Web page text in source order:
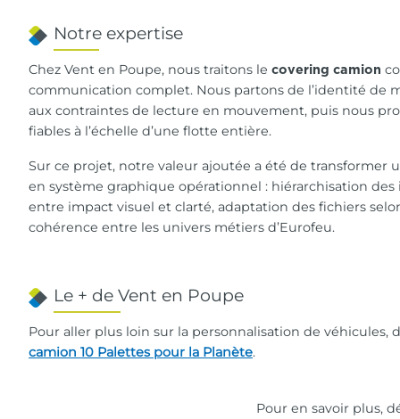
Notre expertise
Chez Vent en Poupe, nous traitons le covering camion
communication complet. Nous partons de l’identité de
aux contraintes de lecture en mouvement, puis nous
fiables à l’échelle d’une flotte entière.
Sur ce projet, notre valeur ajoutée a été de transformer
en système graphique opérationnel : hiérarchisation
entre impact visuel et clarté, adaptation des fichiers
cohérence entre les univers métiers d’Eurofeu.
Le + de Vent en Poupe
Pour aller plus loin sur la personnalisation de véhicules,
camion 10 Palettes pour la Planète.
Pour en savoir plus,